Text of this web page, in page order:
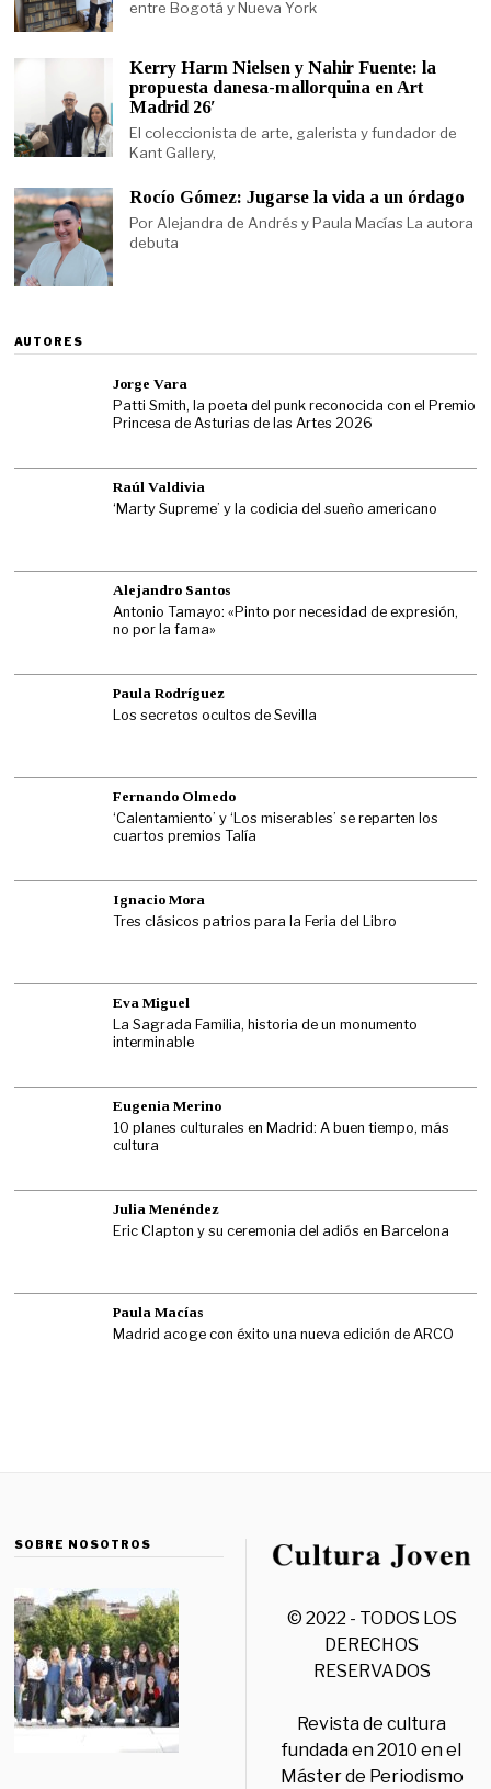
entre Bogotá y Nueva York
Kerry Harm Nielsen y Nahir Fuente: la
propuesta danesa-mallorquina en Art
Madrid 26′
El coleccionista de arte, galerista y fundador de
Kant Gallery,
Rocío Gómez: Jugarse la vida a un órdago
Por Alejandra de Andrés y Paula Macías La autora
debuta
AUTORES
Jorge Vara
Patti Smith, la poeta del punk reconocida con el Premio
Princesa de Asturias de las Artes 2026
Raúl Valdivia
‘Marty Supreme’ y la codicia del sueño americano
Alejandro Santos
Antonio Tamayo: «Pinto por necesidad de expresión,
no por la fama»
Paula Rodríguez
Los secretos ocultos de Sevilla
Fernando Olmedo
‘Calentamiento’ y ‘Los miserables’ se reparten los
cuartos premios Talía
Ignacio Mora
Tres clásicos patrios para la Feria del Libro
Eva Miguel
La Sagrada Familia, historia de un monumento
interminable
Eugenia Merino
10 planes culturales en Madrid: A buen tiempo, más
cultura
Julia Menéndez
Eric Clapton y su ceremonia del adiós en Barcelona
Paula Macías
Madrid acoge con éxito una nueva edición de ARCO
SOBRE NOSOTROS
© 2022 - TODOS LOS
DERECHOS
RESERVADOS
Revista de cultura
fundada en 2010 en el
Máster de Periodismo